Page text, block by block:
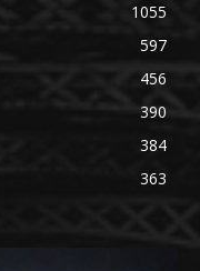
1055
597
456
390
384
363